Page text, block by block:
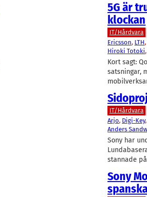
5G är
klockan
IT/Hårdvara
Ericsson, LTH,
Hiroki Totoki,
Kort sagt:
satsningar,
IT/Hårdvara
Arjo, Digi-Key,
Anders
Sony har
stannade
Sony